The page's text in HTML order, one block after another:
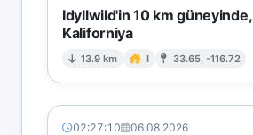
Idyllwild'in 10 km güneyinde,
Kaliforniya
13.9 km I 33.65, -116.72
02:27:10 06.08.2026